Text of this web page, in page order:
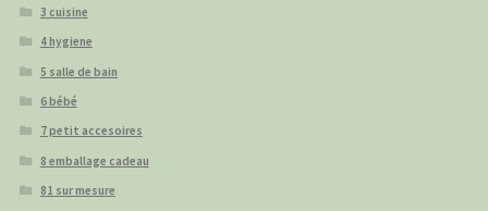
3 cuisine
4 hygiene
5 salle de bain
6 bébé
7 petit accesoires
8 emballage cadeau
81 sur mesure